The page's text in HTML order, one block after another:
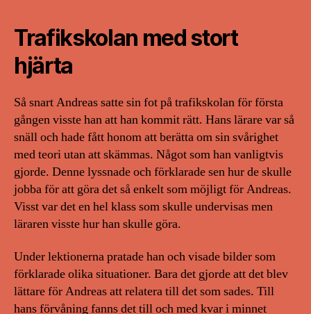
Trafikskolan med stort
hjärta
Så snart Andreas satte sin fot på trafikskolan för första
gången visste han att han kommit rätt. Hans lärare var så
snäll och hade fått honom att berätta om sin svårighet
med teori utan att skämmas. Något som han vanligtvis
gjorde. Denne lyssnade och förklarade sen hur de skulle
jobba för att göra det så enkelt som möjligt för Andreas.
Visst var det en hel klass som skulle undervisas men
läraren visste hur han skulle göra.
Under lektionerna pratade han och visade bilder som
förklarade olika situationer. Bara det gjorde att det blev
lättare för Andreas att relatera till det som sades. Till
hans förvåning fanns det till och med kvar i minnet